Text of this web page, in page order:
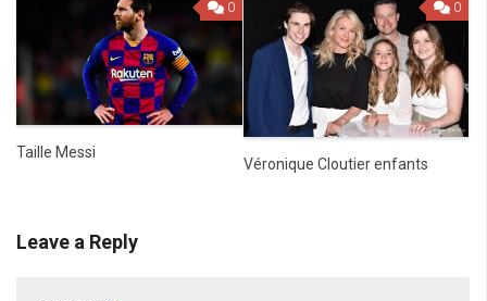
0
Taille Messi
0
Véronique Cloutier enfants
Leave a Reply